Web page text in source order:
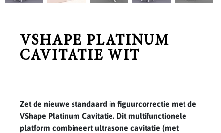
VSHAPE PLATINUM
CAVITATIE WIT
Zet de nieuwe standaard in figuurcorrectie met de
VShape Platinum Cavitatie. Dit multifunctionele
platform combineert ultrasone cavitatie (met